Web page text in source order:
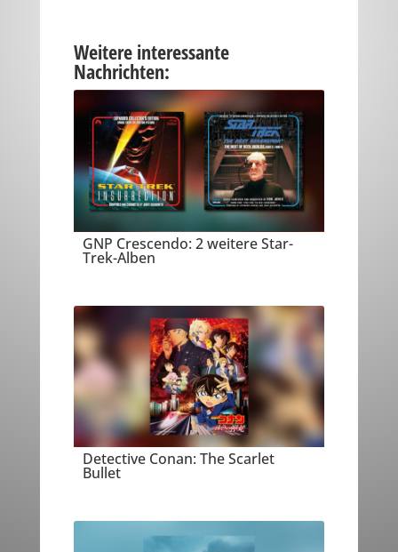
Weitere interessante
Nachrichten:
GNP Crescendo: 2 weitere Star-
Trek-Alben
Detective Conan: The Scarlet
Bullet